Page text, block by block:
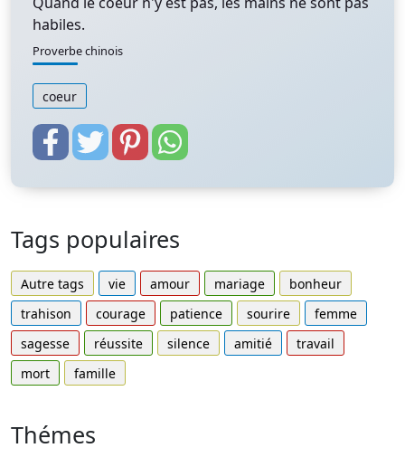
habiles.
Proverbe chinois
coeur
Tags populaires
Autre tags vie amour mariage
bonheur
trahison
courage patience sourire
femme
sagesse
réussite silence amitié
travail
mort
famille
Thémes